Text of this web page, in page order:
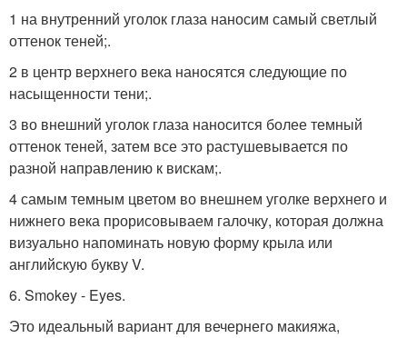
1 на внутренний уголок глаза наносим самый светлый
оттенок теней;.
2 в центр верхнего века наносятся следующие по
насыщенности тени;.
3 во внешний уголок глаза наносится более темный
оттенок теней, затем все это растушевывается по
разной направлению к вискам;.
4 самым темным цветом во внешнем уголке верхнего и
нижнего века прорисовываем галочку, которая должна
визуально напоминать новую форму крыла или
английскую букву V.
6. Smokey - Eyes.
Это идеальный вариант для вечернего макияжа,